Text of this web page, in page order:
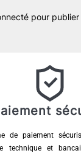
pour publier
de paiement
technique et